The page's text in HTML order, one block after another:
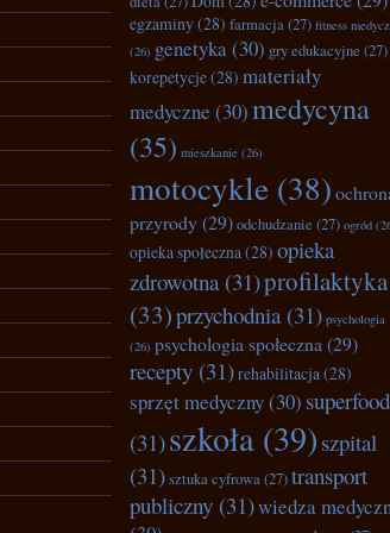
egzaminy(28) farmacja(27) fitness
(26) genetyka(30) gry edukacyjne (27)
korepetycje(28) materiały
medyczne (30)medycyna
(35) mieszkanie (26)
motocykle (38)
przyrody(29)odchudzanie (27) ogród
opieka społeczna(28) opieka
zdrowotna(31)profilaktyka
(33)przychodnia(31) psychologia
(26) psychologia społeczna (29)
recepty (31)rehabilitacja(28)
sprzęt medyczny(30)
(31)szkoła (39) szpital
(31)sztuka cyfrowa(27)transport
publiczny (31)wiedza